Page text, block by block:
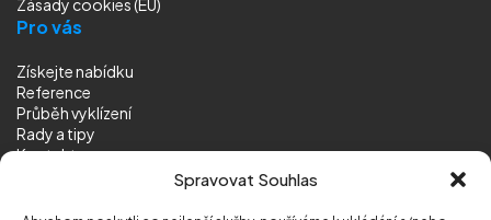
Spravovat Souhlas
Zásady cookies (EU)
Pro vás
Získejte nabídku
Reference
Průběh vyklízení
Rady a tipy
Kontakt